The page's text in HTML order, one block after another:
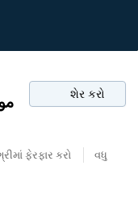
શેર કરો
ફેરફાર કરો
વધુ